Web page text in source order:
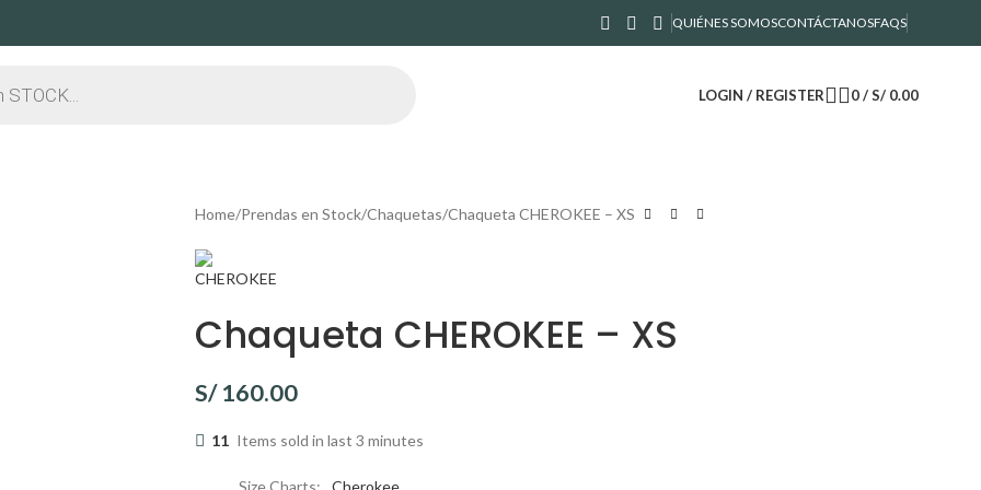
QUIÉNES SOMOSCONTÁCTANOSFAQS
LOGIN / REGISTER 0/ S/0.00
Home Prendas en Stock Chaquetas Chaqueta CHEROKEE – XS
Chaqueta CHEROKEE – XS
S/160.00
11 Items sold in last 3 minutes
Size Charts Cherokee